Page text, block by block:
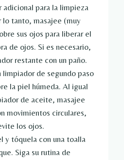
adicional para la limpieza
lo tanto, masajee (muy
sus ojos para liberar el
de ojos. Si es necesario,
restante con un paño.
limpiador de segundo paso
la piel húmeda. Al igual
de aceite, masajee
movimientos circulares,
los ojos.
y tóquela con una toalla
Siga su rutina de